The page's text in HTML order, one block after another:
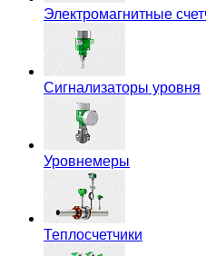
Электромагнитные
Сигнализаторы уровня
Уровнемеры
Теплосчетчики